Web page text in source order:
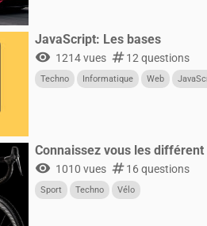
JavaScript: Les bases
visibility 1214 vues numbers12 questions
Techno Informatique Web
Connaissez vous les différent
visibility 1010 vues numbers16 questions
Sport Techno Vélo